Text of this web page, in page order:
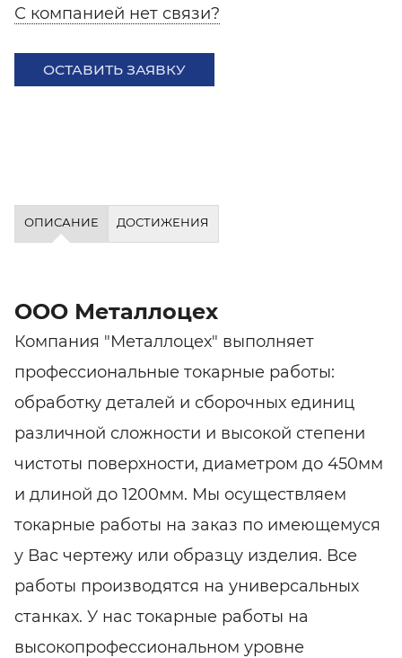
С компанией нет связи?
ОСТАВИТЬ ЗАЯВКУ
ОПИСАНИЕ ДОСТИЖЕНИЯ
ООО Металлоцех
Компания "Металлоцех" выполняет
профессиональные токарные работы:
обработку деталей и сборочных единиц
различной сложности и высокой степени
чистоты поверхности, диаметром до 450мм
и длиной до 1200мм. Мы осуществляем
токарные работы на заказ по имеющемуся
у Вас чертежу или образцу изделия. Все
работы производятся на универсальных
станках. У нас токарные работы на
высокопрофессиональном уровне